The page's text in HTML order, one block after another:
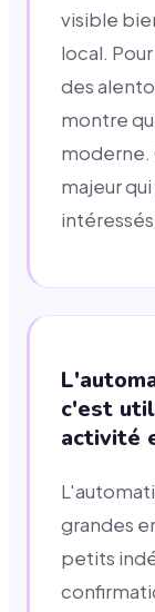
visible
local.
des
montre
moderne.
majeur
c'est
activité
grandes
petits